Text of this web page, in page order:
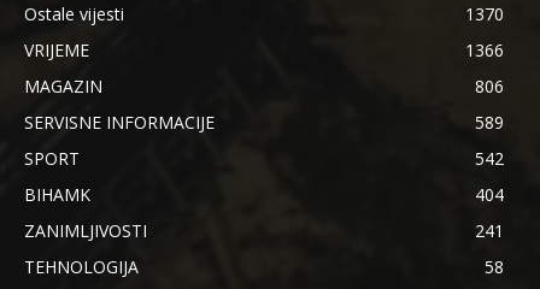
Ostale vijesti
1370
VRIJEME
1366
MAGAZIN
806
SERVISNE INFORMACIJE
589
SPORT
542
BIHAMK
404
ZANIMLJIVOSTI
241
TEHNOLOGIJA
58